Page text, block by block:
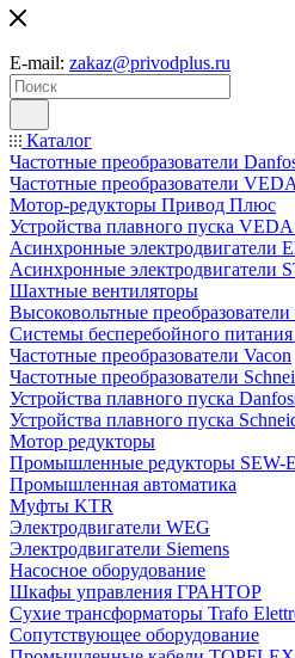
E-mail: zakaz@privodplus.ru
Каталог
Частотные преобразователи
Частотные преобразователи
Мотор-редукторы Привод Плюс
Устройства плавного пуска
Асинхронные электродвигатели
Асинхронные электродвигатели
Шахтные вентиляторы
Высоковольтные
Системы бесперебойного
Частотные преобразователи Vacon
Частотные преобразователи
Устройства плавного пуска
Устройства плавного пуска
Мотор редукторы
Промышленные редукторы SEW-
Промышленная автоматика
Муфты KTR
Электродвигатели WEG
Электродвигатели Siemens
Насосное оборудование
Шкафы управления ГРАНТОР
Сухие трансформаторы Trafo
Сопутствующее оборудование